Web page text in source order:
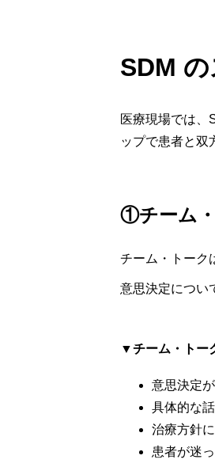
SDM
医療現場では、
ップで患者と双
①チーム
チーム・トーク
意思決定につい
▼チーム・トー
意思決定
具体的な
治療方針
患者が迷